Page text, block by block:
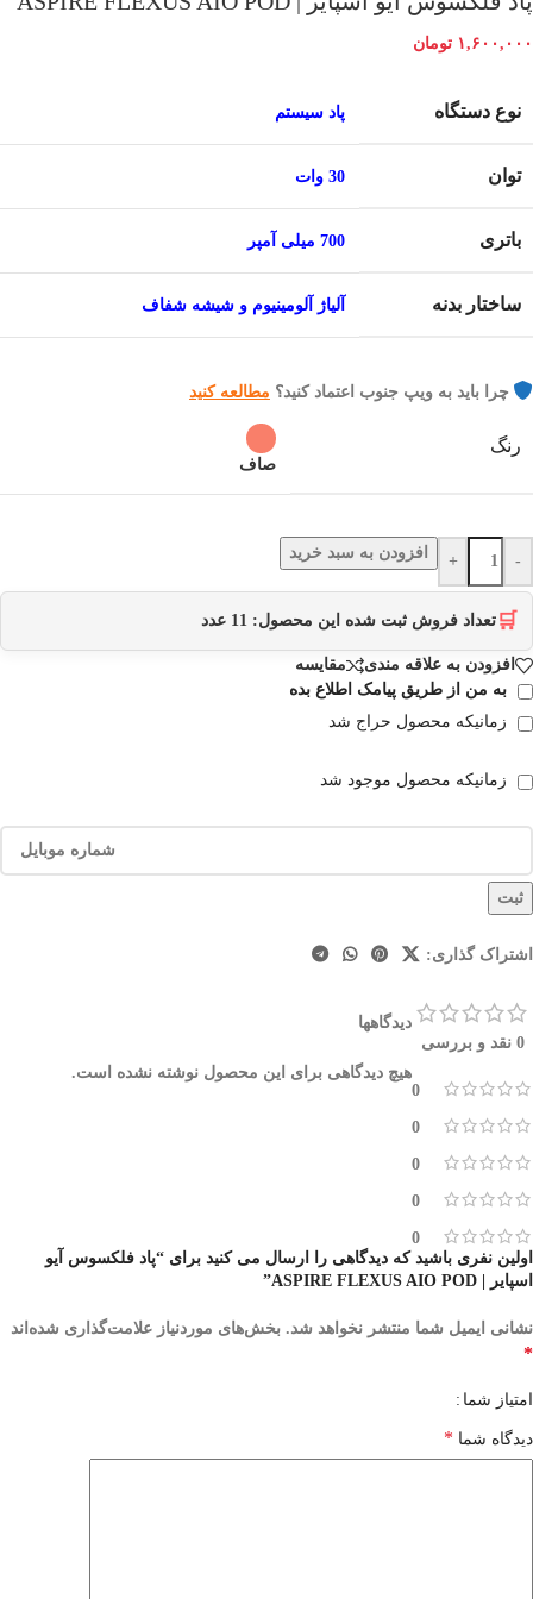
۱,۶۰۰,۰۰۰ تومان
نوع دستگاه پاد سیستم
توان 30 وات
باتری 700 میلی آمپر
ساختار بدنه آلیاژ آلومینیوم و شیشه شفاف
چرا باید به ویپ جنوب اعتماد کنید؟ مطالعه کنید
رنگ
صاف
-
+ افزودن به سبد خرید
🛒 تعداد فروش ثبت شده این محصول: 11 عدد
افزودن به علاقه مندی
مقایسه
به من از طریق پیامک اطلاع بده
زمانیکه محصول حراج شد
زمانیکه محصول موجود شد
ثبت
اشتراک گذاری:
0 نقد و بررسی
0
0
0
0
0
دیدگاهها
هیچ دیدگاهی برای این محصول نوشته نشده است.
اولین نفری باشید که دیدگاهی را ارسال می کنید برای “پاد فلکسوس آیو
اسپایر | ASPIRE FLEXUS AIO POD”
نشانی ایمیل شما منتشر نخواهد شد. بخش‌های موردنیاز علامت‌گذاری شده‌اند
*
امتیاز شما
دیدگاه شما *